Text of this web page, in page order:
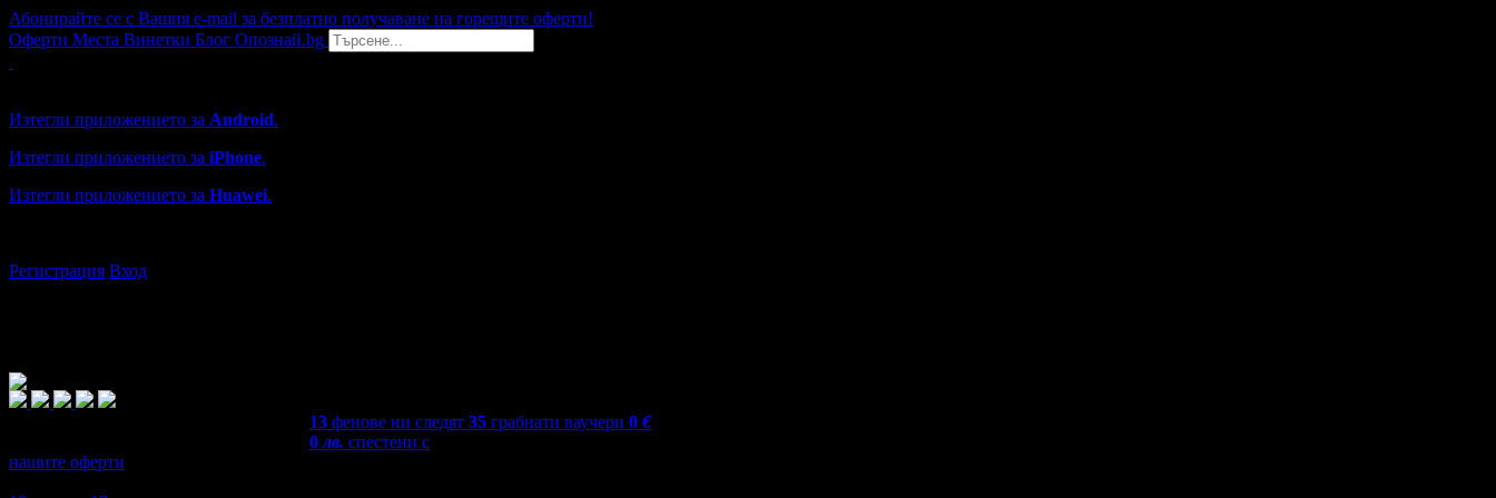
Абонирайте се с Вашия e-mail за безплатно получаване на горещите оферти!
Оферти Места Винетки Блог Опознай.bg
Изтегли приложението за Android.
Изтегли приложението за iPhone.
Изтегли приложението за Huawei.
Регистрация Вход
13 фенове ни следят 35 грабнати ваучери 0 €
0лв. спестени с
нашите оферти